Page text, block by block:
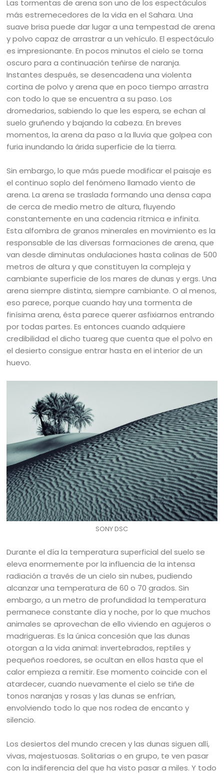
Las tormentas de arena son uno de los espectáculos
más estremecedores de la vida en el Sahara. Una
suave brisa puede dar lugar a una tempestad de arena
y polvo capaz de arrastrar a un vehículo. El espectáculo
es impresionante. En pocos minutos el cielo se torna
oscuro para a continuación teñirse de naranja.
Instantes después, se desencadena una violenta
cortina de polvo y arena que en poco tiempo arrastra
con todo lo que se encuentra a su paso. Los
dromedarios, sabiendo lo que les espera, se echan al
suelo gruñendo y bajando la cabeza. En breves
momentos, la arena da paso a la lluvia que golpea con
furia inundando la árida superficie de la tierra.
Sin embargo, lo que más puede modificar el paisaje es
el continuo soplo del fenómeno llamado viento de
arena. La arena se traslada formando una densa capa
de cerca de medio metro de altura, fluyendo
constantemente en una cadencia rítmica e infinita.
Esta alfombra de granos minerales en movimiento es la
responsable de las diversas formaciones de arena, que
van desde diminutas ondulaciones hasta colinas de 500
metros de altura y que constituyen la compleja y
cambiante superficie de los mares de dunas y ergs. Una
arena siempre distinta, siempre cambiante. O al menos,
eso parece, porque cuando hay una tormenta de
finísima arena, ésta parece querer asfixiarnos entrando
por todas partes. Es entonces cuando adquiere
credibilidad el dicho tuareg que cuenta que el polvo en
el desierto consigue entrar hasta en el interior de un
huevo.
SONY DSC
Durante el día la temperatura superficial del suelo se
eleva enormemente por la influencia de la intensa
radiación a través de un cielo sin nubes, pudiendo
alcanzar una temperatura de 60 o 70 grados. Sin
embargo, a un metro de profundidad la temperatura
permanece constante día y noche, por lo que muchos
animales se aprovechan de ello viviendo en agujeros o
madrigueras. Es la única concesión que las dunas
otorgan a la vida animal: invertebrados, reptiles y
pequeños roedores, se ocultan en ellos hasta que el
calor empieza a remitir. Ese momento coincide con el
atardecer, cuando nuevamente el cielo se tiñe de
tonos naranjas y rosas y las dunas se enfrían,
envolviendo todo lo que nos rodea de encanto y
silencio.
Los desiertos del mundo crecen y las dunas siguen allí,
vivas, majestuosas. Solitarias o en grupo, te ven pasar
con la indiferencia del que ha visto pasar a miles. Y todo